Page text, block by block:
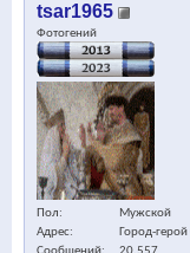
tsar1965
Фотогений
Пол
Мужской
Адрес
Город-